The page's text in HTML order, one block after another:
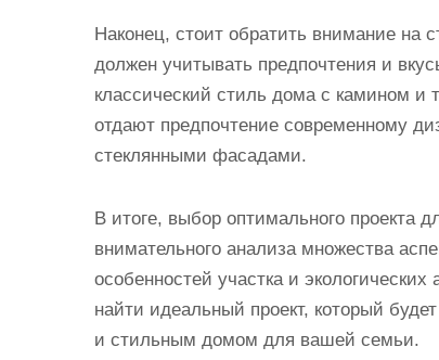
Наконец, стоит обратить внимание на
должен учитывать предпочтения и
классический стиль дома с камином и
отдают предпочтение современному
стеклянными фасадами.
В итоге, выбор оптимального проекта
внимательного анализа множества
особенностей участка и
найти идеальный проект, который
и стильным домом для вашей семьи.